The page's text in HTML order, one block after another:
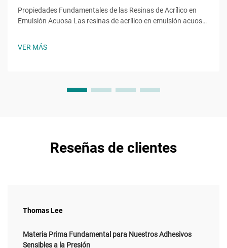
Propiedades Fundamentales de las Resinas de Acrílico en
Emulsión Acuosa Las resinas de acrílico en emulsión acuosa
específicos, como el acrilato de 2-etilhexilo (2EHA). Este
VER MÁS
Reseñas de clientes
Thomas Lee
Materia Prima Fundamental para Nuestros Adhesivos
Sensibles a la Presión